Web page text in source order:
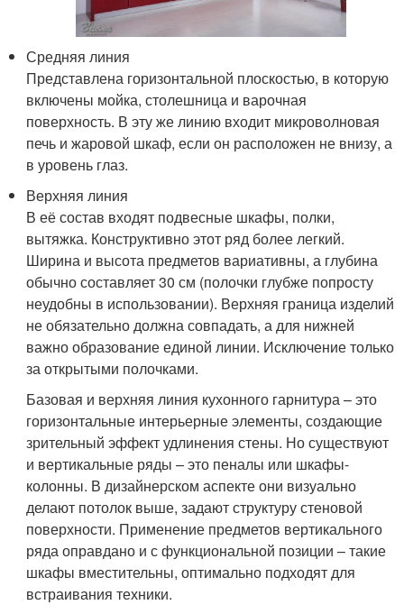
Средняя линия
Представлена горизонтальной плоскостью, в которую
включены мойка, столешница и варочная
поверхность. В эту же линию входит микроволновая
печь и жаровой шкаф, если он расположен не внизу, а
в уровень глаз.
Верхняя линия
В её состав входят подвесные шкафы, полки,
вытяжка. Конструктивно этот ряд более легкий.
Ширина и высота предметов вариативны, а глубина
обычно составляет 30 см (полочки глубже попросту
неудобны в использовании). Верхняя граница изделий
не обязательно должна совпадать, а для нижней
важно образование единой линии. Исключение только
за открытыми полочками.
Базовая и верхняя линия кухонного гарнитура – это
горизонтальные интерьерные элементы, создающие
зрительный эффект удлинения стены. Но существуют
и вертикальные ряды – это пеналы или шкафы-
колонны. В дизайнерском аспекте они визуально
делают потолок выше, задают структуру стеновой
поверхности. Применение предметов вертикального
ряда оправдано и с функциональной позиции – такие
шкафы вместительны, оптимально подходят для
встраивания техники.